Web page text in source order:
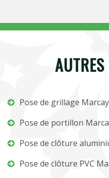
Pose de grillage Marcay
Pose de portillon
Pose de clôture
Pose de clôture PVC